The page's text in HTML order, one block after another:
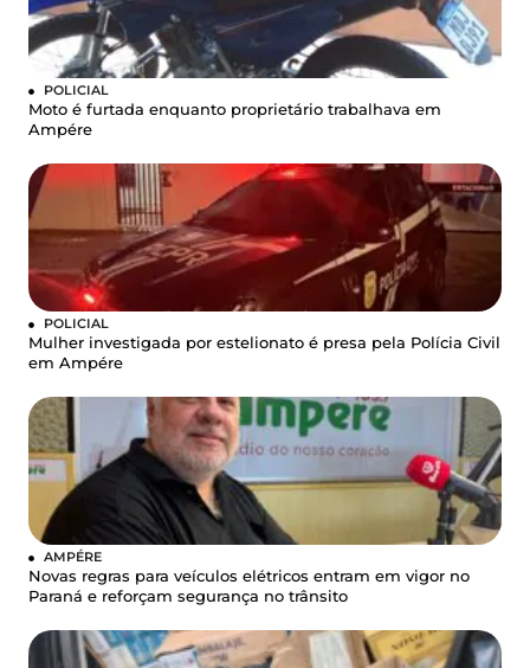
POLICIAL
Moto é furtada enquanto proprietário trabalhava em
Ampére
POLICIAL
Mulher investigada por estelionato é presa pela Polícia Civil
em Ampére
AMPÉRE
Novas regras para veículos elétricos entram em vigor no
Paraná e reforçam segurança no trânsito